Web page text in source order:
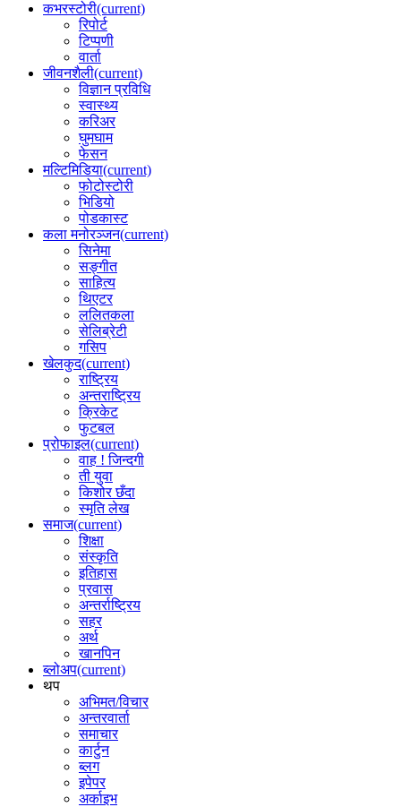
कभरस्टोरी(current)
रिपोर्ट
टिप्पणी
वार्ता
जीवनशैली(current)
विज्ञान प्रविधि
स्वास्थ्य
करिअर
घुमघाम
फेसन
मल्टिमिडिया(current)
फोटोस्टोरी
भिडियो
पोडकास्ट
कला मनोरञ्जन(current)
सिनेमा
सङ्गीत
साहित्य
थिएटर
ललितकला
सेलिब्रेटी
गसिप
खेलकुद(current)
राष्ट्रिय
अन्तराष्ट्रिय
क्रिकेट
फुटबल
प्रोफाइल(current)
वाह ! जिन्दगी
ती युवा
किशोर छँदा
स्मृति लेख
समाज(current)
शिक्षा
संस्कृति
इतिहास
प्रवास
अन्तर्राष्ट्रिय
सहर
अर्थ
खानपिन
ब्लोअप(current)
थप
अभिमत/विचार
अन्तरवार्ता
समाचार
कार्टुन
ब्लग
इपेपर
अर्काइभ